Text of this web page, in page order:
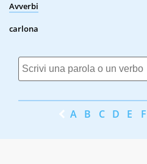
Avverbi
carlona
A B C D E F